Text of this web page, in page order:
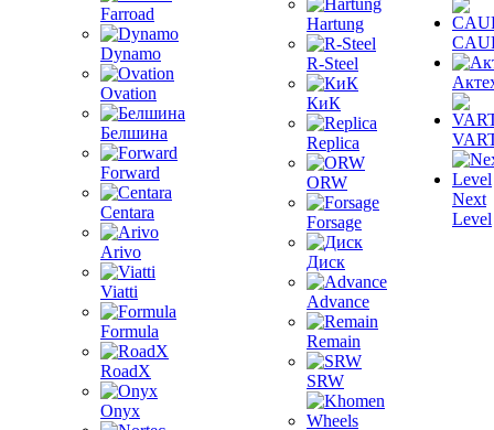
Farroad
Dynamo
Ovation
Белшина
Forward
Centara
Arivo
Viatti
Formula
RoadX
Onyx
Hartung
R-Steel
КиК
Replica
ORW
Forsage
Диск
Advance
Remain
SRW
Next
Level